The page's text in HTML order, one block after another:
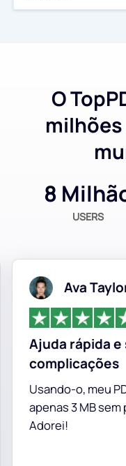
O
8
USERS
Ava Taylor
Ajuda rápida e
complicações
Usando-o, meu
apenas 3 MB sem
Adorei!